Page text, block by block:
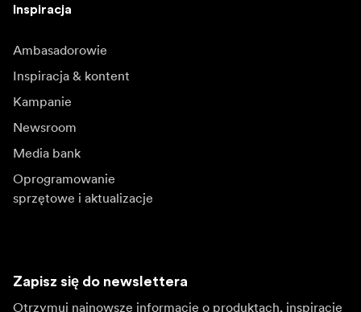
Inspiracja
Ambasadorowie
Inspiracja & kontent
Kampanie
Newsroom
Media bank
Oprogramowanie
sprzętowe i aktualizacje
Zapisz się do newslettera
Otrzymuj najnowsze informacje o produktach, inspiracje